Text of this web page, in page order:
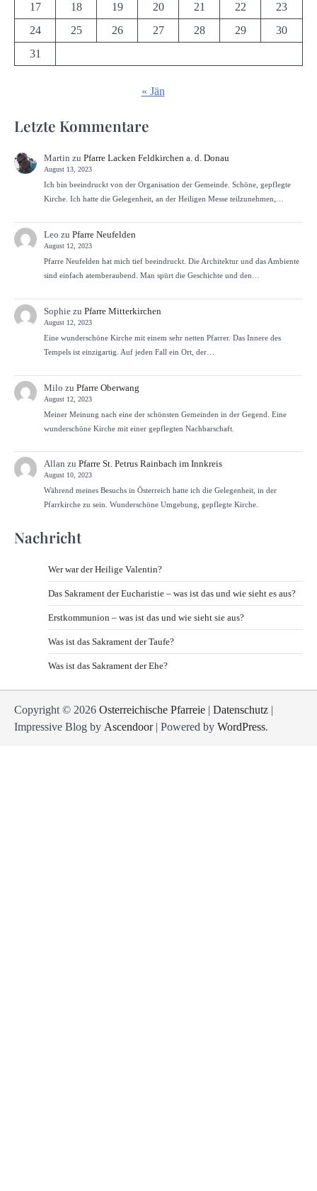
17
18 19 20 21 22
23
24
25 26 27 28 29
30
31
« Jän
Letzte Kommentare
Martin zu Pfarre Lacken Feldkirchen a. d. Donau
August 13, 2023
Ich bin beeindruckt von der Organisation der Gemeinde. Schöne, gepflegte
Kirche. Ich hatte die Gelegenheit, an der Heiligen Messe teilzunehmen,…
Leo zu Pfarre Neufelden
August 12, 2023
Pfarre Neufelden hat mich tief beeindruckt. Die Architektur und das Ambiente
sind einfach atemberaubend. Man spürt die Geschichte und den…
Sophiezu Pfarre Mitterkirchen
August 12, 2023
Eine wunderschöne Kirche mit einem sehr netten Pfarrer. Das Innere des
Tempels ist einzigartig. Auf jeden Fall ein Ort, der…
Milo zu Pfarre Oberwang
August 12, 2023
Meiner Meinung nach eine der schönsten Gemeinden in der Gegend. Eine
wunderschöne Kirche mit einer gepflegten Nachbarschaft.
Allan zu Pfarre St. Petrus Rainbach im Innkreis
August 10, 2023
Während meines Besuchs in Österreich hatte ich die Gelegenheit, in der
Pfarrkirche zu sein. Wunderschöne Umgebung, gepflegte Kirche.
Nachricht
Wer war der Heilige Valentin?
Das Sakrament der Eucharistie – was ist das und wie sieht es aus?
Erstkommunion – was ist das und wie sieht sie aus?
Was ist das Sakrament der Taufe?
Was ist das Sakrament der Ehe?
Copyright © 2026 Osterreichische Pfarreie Datenschutz
Impressive Blog by Ascendoor| Powered by WordPress.